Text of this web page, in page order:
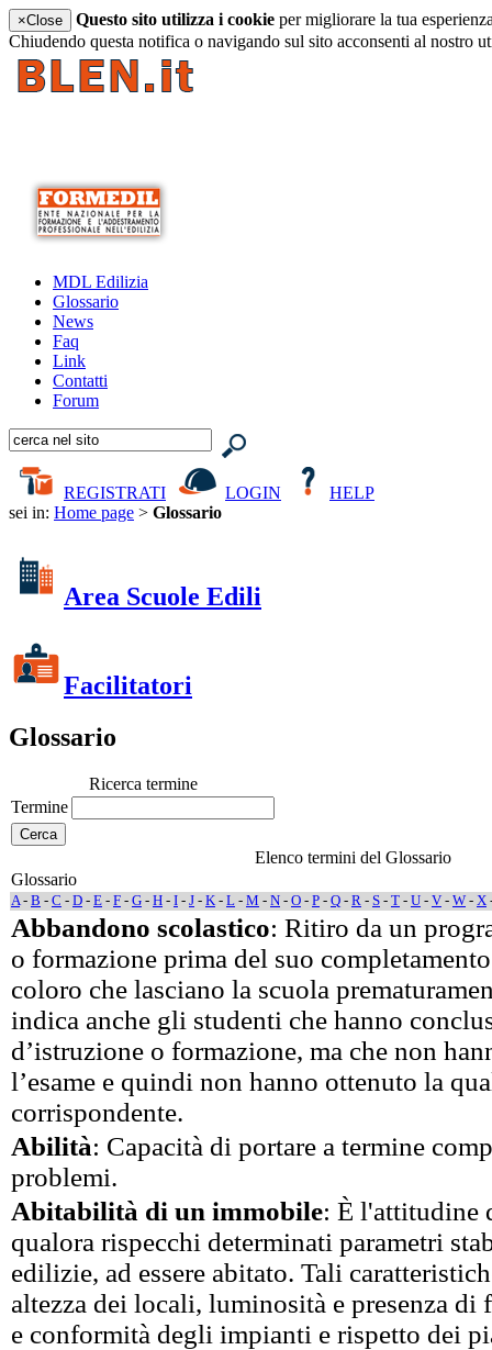
×Close Questo sito utilizza i cookie per migliorare la tua
Chiudendo questa notifica o navigando sul sito acconsenti al nostro
MDL Edilizia
Glossario
News
Faq
Link
Contatti
Forum
REGISTRATI LOGIN
HELP
sei in: Home page > Glossario
Area Scuole Edili
Facilitatori
Glossario
Ricerca termine
Termine
Elenco termini del Glossario
Glossario
A- B - C - D - E - F - G - H - I - J - K - L - M - N - O - P - Q - R - S - T - U - V - W - X
Abbandono scolastico: Ritiro da un
o formazione prima del suo
coloro che lasciano la scuola
indica anche gli studenti che hanno
d’istruzione o formazione, ma che non
l’esame e quindi non hanno ottenuto la
corrispondente.
Abilità: Capacità di portare a termine
problemi.
Abitabilità di un immobile: È l'attitudine
qualora rispecchi determinati parametri
edilizie, ad essere abitato. Tali
altezza dei locali, luminosità e presenza di
e conformità degli impianti e rispetto dei